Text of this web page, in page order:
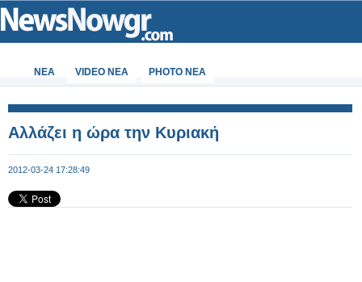
ΝΕΑ VIDEO NEA PHOTO NEA
Αλλάζει η ώρα την Κυριακή
2012-03-24 17:28:49